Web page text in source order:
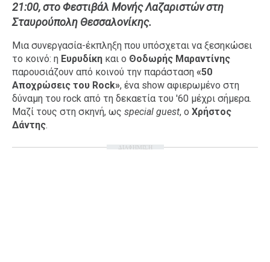
Σπίτι
Family
AGENDA
Agenda
Επιλογές
21:00, στο Φεστιβάλ Μονής Λαζαριστών στη
Σταυρούπολη Θεσσαλονίκης.
Μια συνεργασία-έκπληξη που υπόσχεται να ξεσηκώσει
το κοινό: η Ευρυδίκη και ο Θοδωρής Μαραντίνης
παρουσιάζουν από κοινού την παράσταση «50
Αποχρώσεις του Rock», ένα show αφιερωμένο στη
δύναμη του rock από τη δεκαετία του '60 μέχρι σήμερα.
Μαζί τους στη σκηνή, ως special guest, ο Χρήστος
Δάντης.
ΔΙΑΦΗΜΙΣΗ